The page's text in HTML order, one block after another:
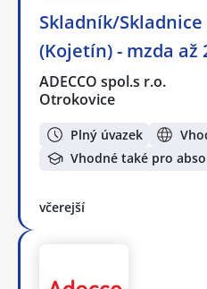
Skladník/
(Kojetín) - mzda až
ADECCO spol.s r.o.
Otrokovice
Plný úvazek
Vhodné také pro
včerejší